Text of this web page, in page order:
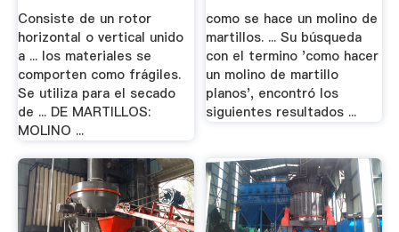
Consiste de un rotor
horizontal o vertical unido
a ... los materiales se
comporten como frágiles.
Se utiliza para el secado
de ... DE MARTILLOS:
MOLINO ...
como se hace un molino de
martillos. ... Su búsqueda
con el termino 'como hacer
un molino de martillo
planos', encontró los
siguientes resultados ...